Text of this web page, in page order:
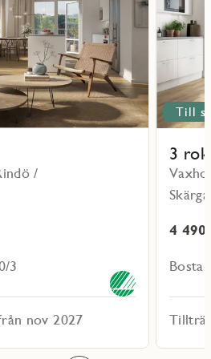
/
3
nov 2027
Till
3
4